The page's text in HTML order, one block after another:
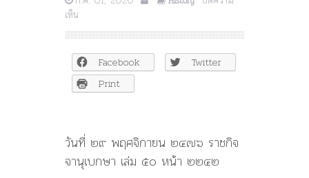
เห็น
๒๔๗๖
คณะ
ราษฎร
ตัดสิน
ใจ
ถอด
จงรัก
ภักดี
ของ
Facebook
Twitter
Print
วันที่ ๒๙ พฤศจิกายน ๒๔๗๖ ราชกิจ
จานุเบกษา เล่ม ๕๐ หน้า ๒๒๔๒